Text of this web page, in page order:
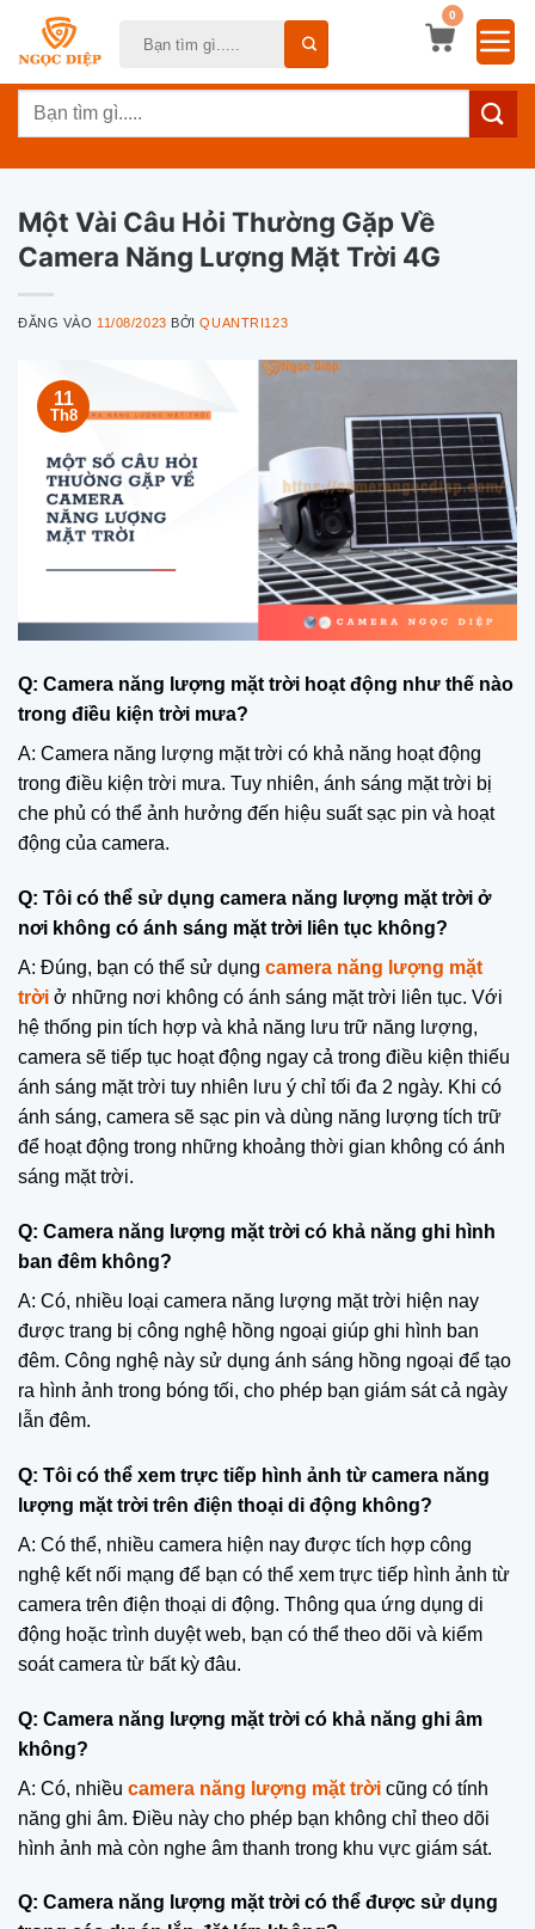
dung
0
Tìm
Một Vài Câu Hỏi Thường Gặp Về
Camera Năng Lượng Mặt Trời 4G
ĐĂNG VÀO 11/08/2023 BỞIQUANTRI123
11
Th8
Q: Camera năng lượng mặt trời hoạt động như thế nào
trong điều kiện trời mưa?
A: Camera năng lượng mặt trời có khả năng hoạt động
trong điều kiện trời mưa. Tuy nhiên, ánh sáng mặt trời bị
che phủ có thể ảnh hưởng đến hiệu suất sạc pin và hoạt
động của camera.
Q: Tôi có thể sử dụng camera năng lượng mặt trời ở
nơi không có ánh sáng mặt trời liên tục không?
A: Đúng, bạn có thể sử dụng camera năng lượng mặt
trời ở những nơi không có ánh sáng mặt trời liên tục. Với
hệ thống pin tích hợp và khả năng lưu trữ năng lượng,
camera sẽ tiếp tục hoạt động ngay cả trong điều kiện thiếu
ánh sáng mặt trời tuy nhiên lưu ý chỉ tối đa 2 ngày. Khi có
ánh sáng, camera sẽ sạc pin và dùng năng lượng tích trữ
để hoạt động trong những khoảng thời gian không có ánh
sáng mặt trời.
Q: Camera năng lượng mặt trời có khả năng ghi hình
ban đêm không?
A: Có, nhiều loại camera năng lượng mặt trời hiện nay
được trang bị công nghệ hồng ngoại giúp ghi hình ban
đêm. Công nghệ này sử dụng ánh sáng hồng ngoại để tạo
ra hình ảnh trong bóng tối, cho phép bạn giám sát cả ngày
lẫn đêm.
Q: Tôi có thể xem trực tiếp hình ảnh từ camera năng
lượng mặt trời trên điện thoại di động không?
A: Có thể, nhiều camera hiện nay được tích hợp công
nghệ kết nối mạng để bạn có thể xem trực tiếp hình ảnh từ
camera trên điện thoại di động. Thông qua ứng dụng di
động hoặc trình duyệt web, bạn có thể theo dõi và kiểm
soát camera từ bất kỳ đâu.
Q: Camera năng lượng mặt trời có khả năng ghi âm
không?
A: Có, nhiều camera năng lượng mặt trời cũng có tính
năng ghi âm. Điều này cho phép bạn không chỉ theo dõi
hình ảnh mà còn nghe âm thanh trong khu vực giám sát.
Q: Camera năng lượng mặt trời có thể được sử dụng